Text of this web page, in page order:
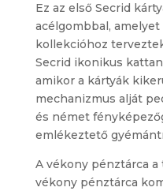
Ez az első Secrid
acélgombbal,
kollekcióhoz
Secrid ikonikus
amikor a kártyák
mechanizmus alját
és német
emlékeztető
A vékony pénztárca
vékony pénztárca